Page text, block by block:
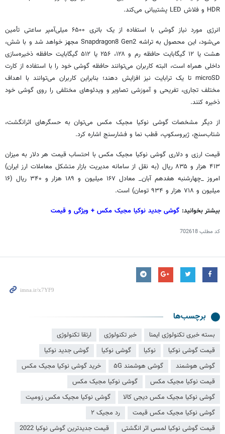
HDR و فلاش LED پشتیبانی می‌کند.
انرژی مورد نیاز گوشی با استفاده از یک باتری
میلی‌آمپر ساعتی تأمین
می‌شود، این محصول به تراشه Snapdragon8 Gen2 مجهز خواهد شد و با شش،
هشت یا ۱۲ گیگابایت حافظه رم و ۱۲۸، ۲۵۶ یا ۵۱۲ گیگابایت حافظه ذخیره‌سازی
داخلی همراه است، البته کاربران می‌توانند حافظه گوشی خود را با استفاده از کارت
microSD تا یک ترابایت نیز افزایش دهند؛ بنابراین کاربران می‌توانند با اهداف
مختلف تجاری، تفریحی و آموزشی تصاویر و ویدئوهای مختلفی را روی گوشی خود
ذخیره کنند.
از دیگر مشخصات گوشی نوکیا مجیک مکس می‌توان به حسگرهای اثرانگشت،
شتاب‌سنج، ژیروسکوپ، قطب نما و فشارسنج اشاره کرد.
قیمت ارزی و دلاری گوشی نوکیا مجیک مکس با احتساب قیمت هر دلار به میزان
۴۱۳ هزار و ۸۳۵ ریال (به نقل از سامانه مدیریت بازار متشکل معاملات ارز ایران)
امروز _چهارشنبه هفدهم آبان_ معادل ۱۶۷ میلیون و ۱۸۹ هزار و ۳۴۰ ریال (۱۶
میلیون و ۷۱۸ هزار و ۹۳۴ تومان) است.
بیشتر بخوانید: گوشی جدید نوکیا مجیک مکس + ویژگی و قیمت
کد مطلب702618
برچسب‌ها
بسته خبری تکنولوژی ایمنا خبر تکنولوژی
ارتقا تکنولوژی
قیمت گوشی نوکیا
نوکیا گوشی نوکیا
گوشی جدید نوکیا
گوشی هوشمند
گوشی هوشمند ۵G
خرید گوشی نوکیا مجیک مکس
قیمت نوکیا مجیک مکس
گوشی نوکیا مجیک مکس
گوشی نوکیا مجیک مکس دیجی کالا
گوشی نوکیا مجیک مکس زومیت
گوشی نوکیا مجیک مکس قیمت
رد مجیک ۲
قیمت گوشی نوکیا لمسی اثر انگشتی
قیمت جدیدترین گوشی نوکیا 2022